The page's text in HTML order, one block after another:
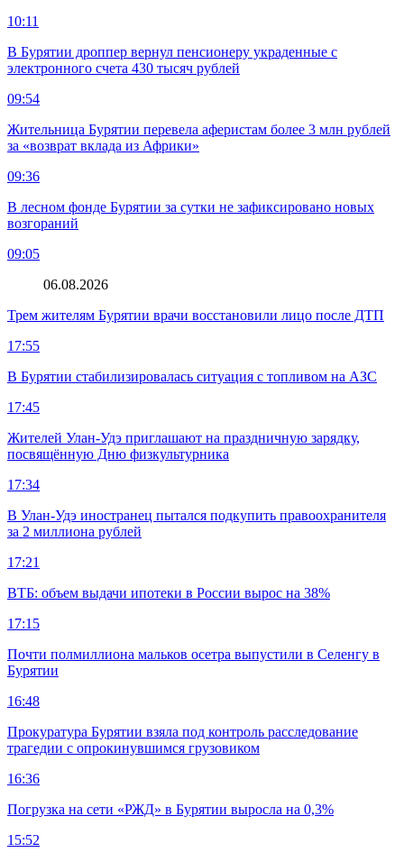
10:11
В Бурятии дроппер вернул пенсионеру украденные с
электронного счета 430 тысяч рублей
09:54
Жительница Бурятии перевела аферистам более 3 млн рублей
за «возврат вклада из Африки»
09:36
В лесном фонде Бурятии за сутки не зафиксировано новых
возгораний
09:05
06.08.2026
Трем жителям Бурятии врачи восстановили лицо после ДТП
17:55
В Бурятии стабилизировалась ситуация с топливом на АЗС
17:45
Жителей Улан-Удэ приглашают на праздничную зарядку,
посвящённую Дню физкультурника
17:34
В Улан-Удэ иностранец пытался подкупить правоохранителя
за 2 миллиона рублей
17:21
ВТБ: объем выдачи ипотеки в России вырос на 38%
17:15
Почти полмиллиона мальков осетра выпустили в Селенгу в
Бурятии
16:48
Прокуратура Бурятии взяла под контроль расследование
трагедии с опрокинувшимся грузовиком
16:36
Погрузка на сети «РЖД» в Бурятии выросла на 0,3%
15:52